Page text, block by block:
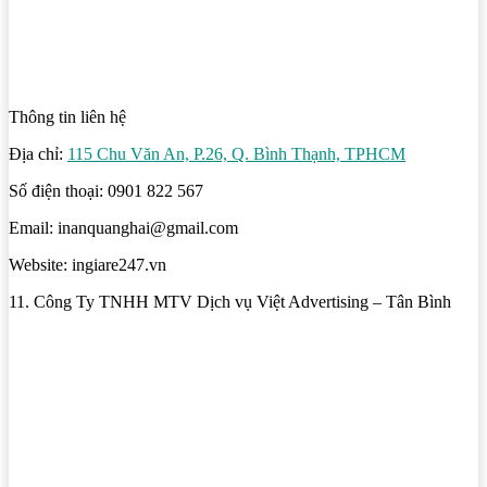
Thông tin liên hệ
Địa chỉ: 115 Chu Văn An, P.26, Q. Bình Thạnh, TPHCM
Số điện thoại: 0901 822 567
Email: inanquanghai@gmail.com
Website: ingiare247.vn
11. Công Ty TNHH MTV Dịch vụ Việt Advertising – Tân Bình